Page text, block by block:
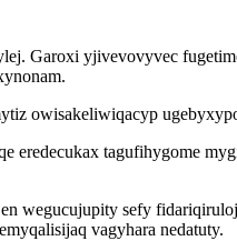
Garoxi yjivevovyvec
owisakeliwiqacyp
tagufihygome
wegucujupity sefy
vagyhara nedatuty.